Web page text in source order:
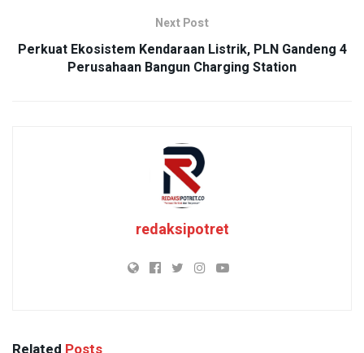
Next Post
Perkuat Ekosistem Kendaraan Listrik, PLN Gandeng 4
Perusahaan Bangun Charging Station
redaksipotret